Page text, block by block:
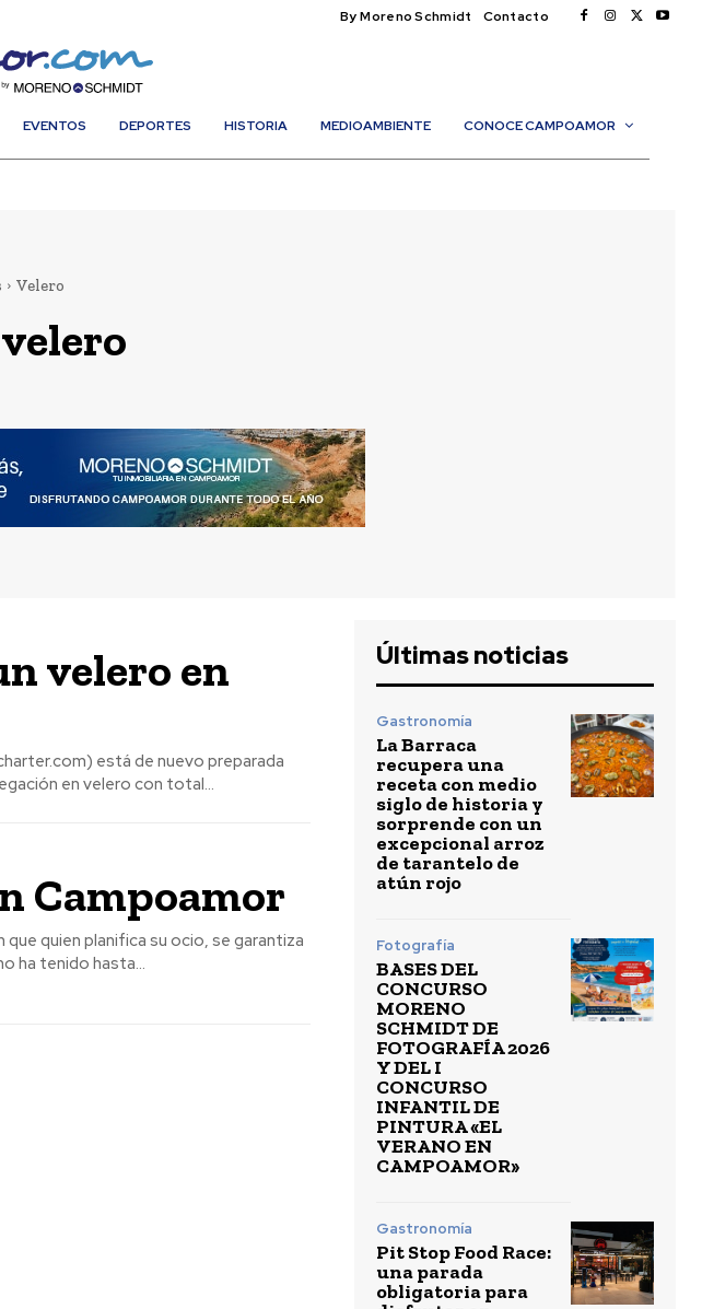
By Moreno Schmidt Contacto
EVENTOS DEPORTES HISTORIA MEDIOAMBIENTE CONOCE CAMPOAMOR
Velero
velero
velero en
está de nuevo preparada
en velero con total...
Campoamor
ha tenido hasta...
Últimas noticias
Gastronomía
La Barraca
recupera una
receta con medio
siglo de historia y
sorprende con un
excepcional arroz
de tarantelo de
atún rojo
Fotografía
BASES DEL
CONCURSO
MORENO
SCHMIDT DE
FOTOGRAFÍA 2026
Y DEL I
CONCURSO
INFANTIL DE
PINTURA «EL
VERANO EN
CAMPOAMOR»
Gastronomía
Pit Stop Food Race:
una parada
obligatoria para